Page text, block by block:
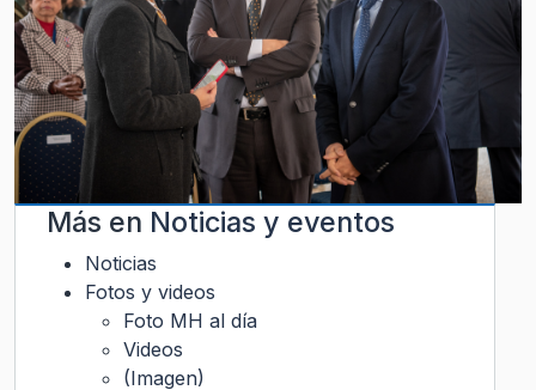
Más en Noticias y eventos
Noticias
Fotos y videos
Foto MH al día
Videos
(Imagen)